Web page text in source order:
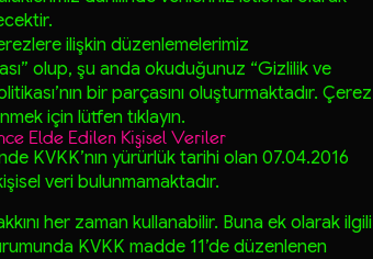
ilişkin düzenlemelerimiz
olup, şu anda okuduğunuz “Gizlilik ve
bir parçasını oluşturmaktadır. Çerez
için lütfen tıklayın.
Elde Edilen Kişisel Veriler
KVKK’nın yürürlük tarihi olan 07.04.2016
veri bulunmamaktadır.
her zaman kullanabilir. Buna ek olarak ilgili
KVKK madde 11’de düzenlenen